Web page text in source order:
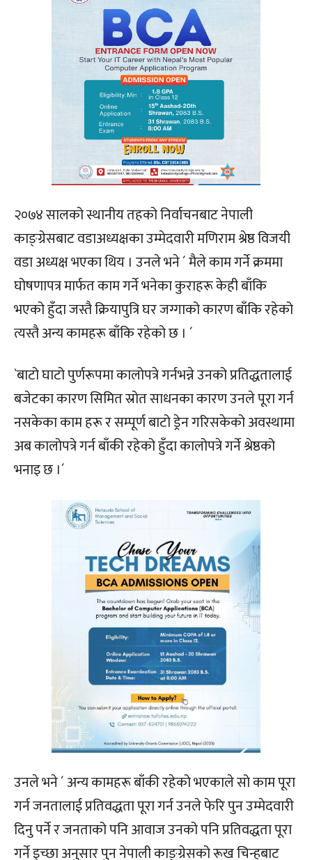
२०७४ सालको स्थानीय तहको निर्वाचनबाट नेपाली
काङ्ग्रेसबाट वडाअध्यक्षका उम्मेदवारी मणिराम श्रेष्ठ विजयी
वडा अध्यक्ष भएका थिय । उनले भने ´ मैले काम गर्ने क्रममा
घोषणापत्र मार्फत काम गर्ने भनेका कुराहरू केही बाँकि
भएको हुँदा जस्तै क्रियापुत्रि घर जग्गाको कारण बाँकि रहेको
त्यस्तै अन्य कामहरू बाँकि रहेको छ । ´
`बाटो घाटो पुर्णरूपमा कालोपत्रे गर्नभन्ने उनको प्रतिद्धतालाई
बजेटका कारण सिमित स्रोत साधनका कारण उनले पूरा गर्न
नसकेका काम हरू र सम्पूर्ण बाटो ड्रेन गरिसकेको अवस्थामा
अब कालोपत्रे गर्न बाँकी रहेको हुँदा कालोपत्रे गर्ने श्रेष्ठको
भनाइ छ ।´
उनले भने ´ अन्य कामहरू बाँकी रहेको भएकाले सो काम पूरा
गर्न जनतालाई प्रतिवद्धता पूरा गर्न उनले फेरि पुन उम्मेदवारी
दिनु पर्ने र जनताको पनि आवाज उनको पनि प्रतिवद्धता पूरा
गर्ने इच्छा अनुसार पुन नेपाली काङ्ग्रेसको रूख चिन्हबाट